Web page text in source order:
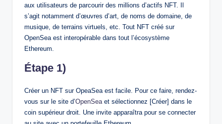
aux utilisateurs de parcourir des millions d’actifs NFT. Il
s’agit notamment d’œuvres d’art, de noms de domaine, de
musique, de terrains virtuels, etc. Tout NFT créé sur
OpenSea est interopérable dans tout l’écosystème
Ethereum.
Étape 1)
Créer un NFT sur OpeaSea est facile. Pour ce faire, rendez-
vous sur le site d’OpenSea et sélectionnez [Créer] dans le
coin supérieur droit. Une invite apparaîtra pour se connecter